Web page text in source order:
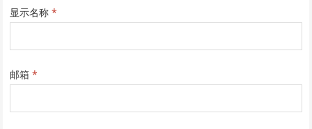
显示名称*
邮箱*